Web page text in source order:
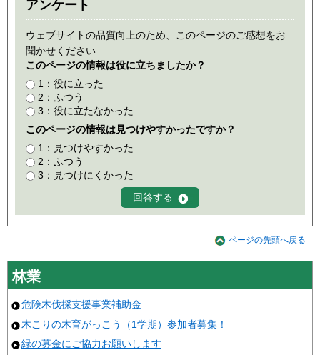
アンケート
ウェブサイトの品質向上のため、このページのご感想をお
聞かせください
このページの情報は役に立ちましたか？
1：役に立った
2：ふつう
3：役に立たなかった
このページの情報は見つけやすかったですか？
1：見つけやすかった
2：ふつう
3：見つけにくかった
ページの先頭へ戻る
林業
危険木伐採支援事業補助金
木こりの木育がっこう（1学期）参加者募集！
緑の募金にご協力お願いします